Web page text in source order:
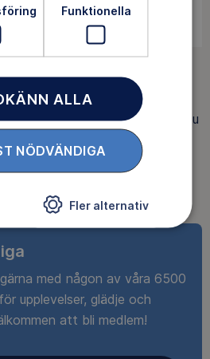
Magasin Friluftsliv i din
och inspirerande reportage. Du
upp till 25% rabatt på
på utvalda boenden och ski-
med någon av våra 6500
upplevelser, glädje och
att bli medlem!
Funktionella
ALLA
NÖDVÄNDIGA
Fler alternativ